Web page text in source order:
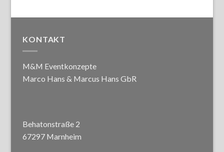
KONTAKT
M&M Eventkonzepte
Marco Hans & Marcus Hans GbR
Behatonstraße 2
67297 Marnheim